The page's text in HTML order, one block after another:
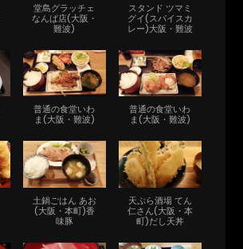
堂島グラッチェ
なんば店(大阪・
難波)
スタンド ツマミ
グイ(スパイスカ
レー)大阪・難波
普通の食堂いわ
ま(大阪・難波)
普通の食堂いわ
ま(大阪・難波)
土鍋ごはん あお
(大阪・本町)香
味豚
天ぷら酒場 てん
仁さん(大阪・本
町)だし天丼